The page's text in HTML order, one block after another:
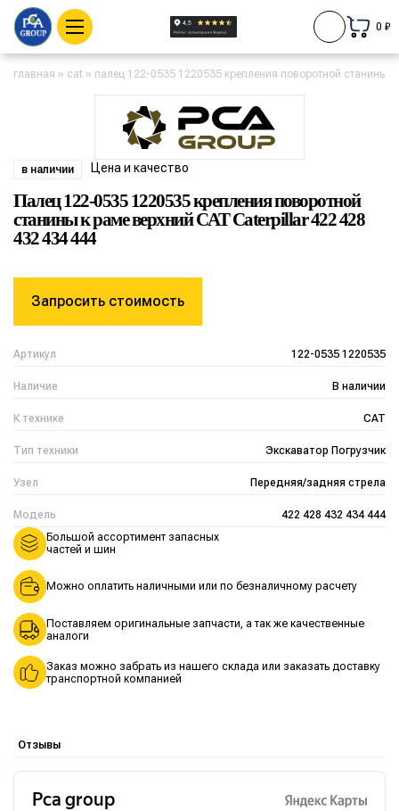
0 ₽
главная » cat » палец 122-0535 1220535 крепления поворотной станины
в наличии Цена и качество
Палец 122-0535 1220535 крепления поворотной
станины к раме верхний CAT Caterpillar 422 428
432 434 444
Артикул 122-0535 1220535
Наличие В наличии
К технике CAT
Тип техники Экскаватор Погрузчик
Узел Передняя/задняя стрела
Модель 422 428 432 434 444
Запросить стоимость
Большой ассортимент запасных
частей и шин
Можно оплатить наличными или по безналичному расчету
Поставляем оригинальные запчасти, а так же качественные
аналоги
Заказ можно забрать из нашего склада или заказать доставку
транспортной компанией
Отзывы